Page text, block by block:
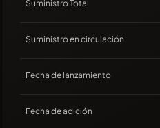
Suministro Total
Suministro en circulación
Fecha de lanzamiento
Fecha de adición